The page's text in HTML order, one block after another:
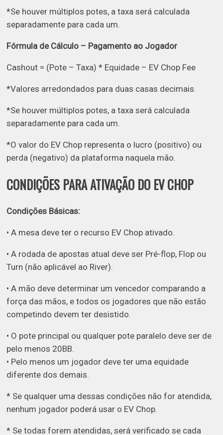
*Se houver múltiplos potes, a taxa será calculada
separadamente para cada um.
Fórmula de Cálculo – Pagamento ao Jogador
Cashout = (Pote – Taxa) * Equidade – EV Chop Fee
*Valores arredondados para duas casas decimais.
*Se houver múltiplos potes, a taxa será calculada
separadamente para cada um.
*O valor do EV Chop representa o lucro (positivo) ou
perda (negativo) da plataforma naquela mão.
CONDIÇÕES PARA ATIVAÇÃO DO EV CHOP
Condições Básicas:
• A mesa deve ter o recurso EV Chop ativado.
• A rodada de apostas atual deve ser Pré-flop, Flop ou
Turn (não aplicável ao River).
• A mão deve determinar um vencedor comparando a
força das mãos, e todos os jogadores que não estão
competindo devem ter desistido.
• O pote principal ou qualquer pote paralelo deve ser de
pelo menos 20BB.
• Pelo menos um jogador deve ter uma equidade
diferente dos demais.
* Se qualquer uma dessas condições não for atendida,
nenhum jogador poderá usar o EV Chop.
* Se todas forem atendidas, será verificado se cada